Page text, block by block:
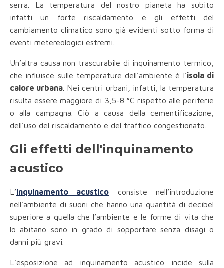
serra. La temperatura del nostro pianeta ha subito
infatti un forte riscaldamento e gli effetti del
cambiamento climatico sono già evidenti sotto forma di
eventi metereologici estremi.
Un’altra causa non trascurabile di inquinamento termico,
che influisce sulle temperature dell’ambiente è l’isola di
calore urbana . Nei centri urbani, infatti, la temperatura
risulta essere maggiore di 3,5-8 °C rispetto alle periferie
o alla campagna. Ciò a causa della cementificazione,
dell’uso del riscaldamento e del traffico congestionato.
Gli effetti dell'inquinamento
acustico
L’inquinamento acustico consiste nell’introduzione
nell’ambiente di suoni che hanno una quantità di decibel
superiore a quella che l’ambiente e le forme di vita che
lo abitano sono in grado di sopportare senza disagi o
danni più gravi.
L’esposizione ad inquinamento acustico incide sulla